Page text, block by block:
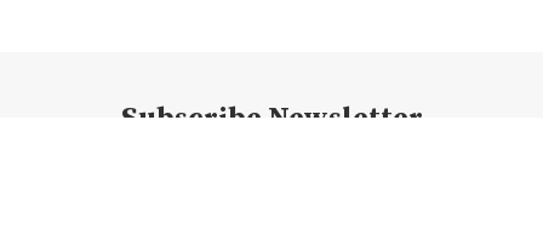
Subscribe Newsletter